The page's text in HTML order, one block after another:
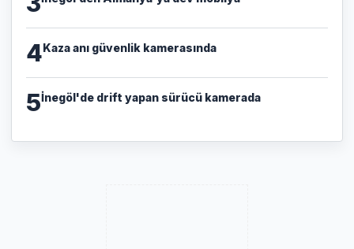
4Kaza anı güvenlik kamerasında
5İnegöl'de drift yapan sürücü kamerada